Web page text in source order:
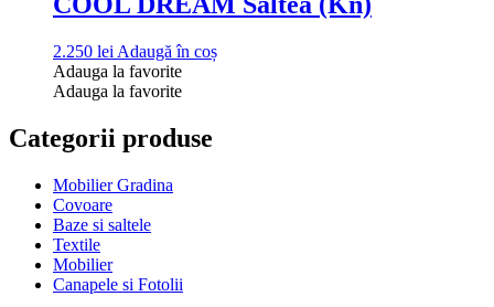
2.250 lei Adaugă în coș
Adauga la favorite
Adauga la favorite
Categorii produse
Mobilier Gradina
Covoare
Baze si saltele
Textile
Mobilier
Canapele si Fotolii